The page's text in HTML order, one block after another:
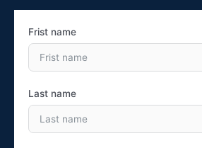
Frist name
Last name